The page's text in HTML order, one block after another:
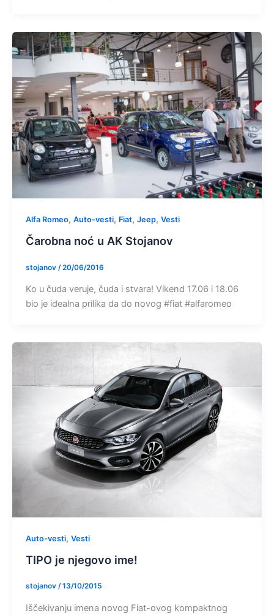
Alfa Romeo, Auto-vesti, Fiat, Jeep, Vesti
Čarobna noć u AK Stojanov
stojanov /20/06/2016
Ko u čuda veruje, čuda i stvara! Vikend 17.06 i 18.06
bio je idealna prilika da do novog #fiat #alfaromeo
Auto-vesti, Vesti
TIPO je njegovo ime!
stojanov /13/10/2015
Iščekivanju imena novog Fiat-ovog kompaktnog